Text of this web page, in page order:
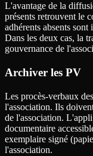
L'avantage de la
présents retrouvent le
adhérents absents
Dans les deux cas, la
gouvernance de
Archiver les PV
Les procès-verbaux
l'association. Ils
de l'association.
documentaire
exemplaire signé
l'association.